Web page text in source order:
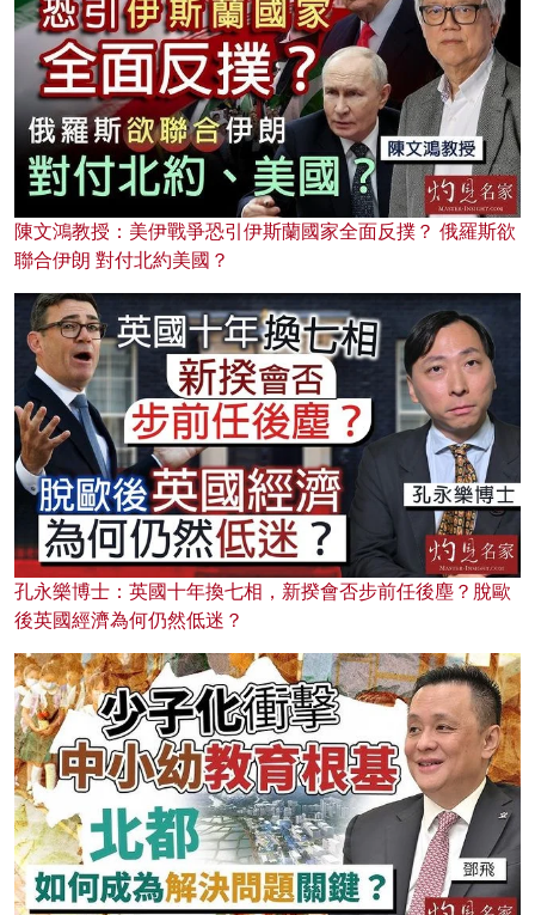
陳文鴻教授：美伊戰爭恐引伊斯蘭國家全面反撲？ 俄羅斯欲
聯合伊朗 對付北約美國？
孔永樂博士：英國十年換七相，新揆會否步前任後塵？脫歐
後英國經濟為何仍然低迷？